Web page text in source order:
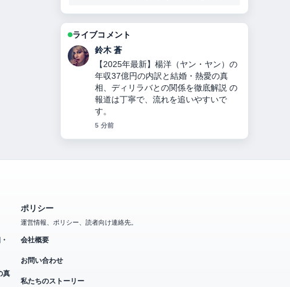
ライブコメント
渡辺 結衣
ソイングクのプロフィール完全ガイ
ド：兵役免除の理由・顔変化の真相・
代表作・現在の活動までを詳しく解説
周辺の検証がしっかりしていて安心感
があります。
7 分前
真
ポリシー
運営情報、ポリシー、読者向け連絡先。
会社概要
お問い合わせ
私たちのストーリー